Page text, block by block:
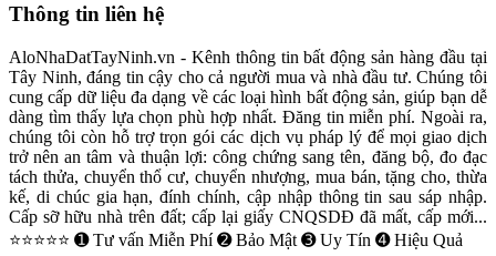
Thông tin liên hệ
AloNhaDatTayNinh.vn - Kênh thông tin bất động sản hàng đầu tại
Tây Ninh, đáng tin cậy cho cả người mua và nhà đầu tư. Chúng tôi
cung cấp dữ liệu đa dạng về các loại hình bất động sản, giúp bạn dễ
dàng tìm thấy lựa chọn phù hợp nhất. Đăng tin miễn phí. Ngoài ra,
chúng tôi còn hỗ trợ trọn gói các dịch vụ pháp lý để mọi giao dịch
trở nên an tâm và thuận lợi: công chứng sang tên, đăng bộ, đo đạc
tách thửa, chuyển thổ cư, chuyển nhượng, mua bán, tặng cho, thừa
kế, di chúc gia hạn, đính chính, cập nhập thông tin sau sáp nhập.
Cấp sỡ hữu nhà trên đất; cấp lại giấy CNQSDĐ đã mất, cấp mới...
⭐⭐⭐⭐⭐ ➊ Tư vấn Miễn Phí ➋ Bảo Mật ➌ Uy Tín ➍ Hiệu Quả